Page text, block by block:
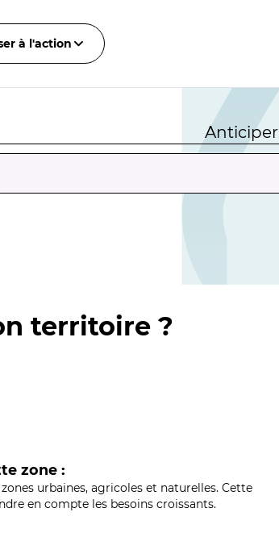
à l'action
Anticiper
territoire ?
zone :
urbaines, agricoles et naturelles. Cette
en compte les besoins croissants.